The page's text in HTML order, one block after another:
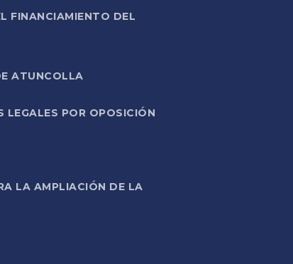
FINANCIAMIENTO DEL
ATUNCOLLA
POR OPOSICIÓN
LA AMPLIACIÓN DE LA